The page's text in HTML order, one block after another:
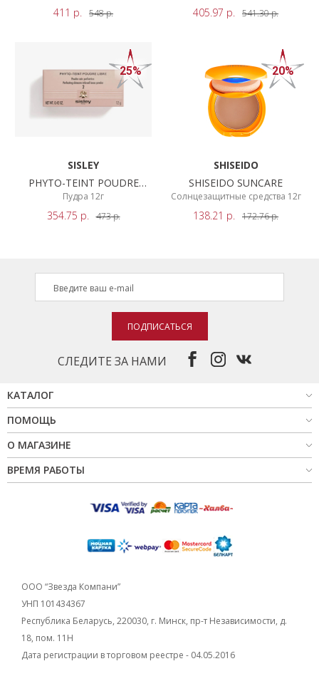
411 р. 548р. 405.97 р. 541.30р.
25%
SISLEY
PHYTO-TEINT POUDRE
LIBRE
Пудра 12г
354.75 р. 473р.
20%
SHISEIDO
SHISEIDO SUNCARE
Солнцезащитные средства 12г
138.21 р. 172.76р.
СЛЕДИТЕ ЗА НАМИ
ПОДПИСАТЬСЯ
КАТАЛОГ
ПОМОЩЬ
О МАГАЗИНЕ
ВРЕМЯ РАБОТЫ
ООО “Звезда Компани”
УНП 101434367
Республика Беларусь, 220030, г. Минск, пр-т Независимости, д.
18, пом. 11Н
Дата регистрации в торговом реестре - 04.05.2016